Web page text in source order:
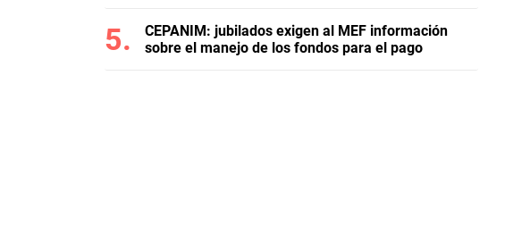
CEPANIM: jubilados exigen al MEF información
sobre el manejo de los fondos para el pago